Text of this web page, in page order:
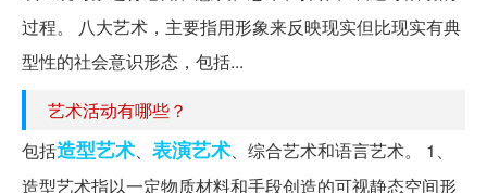
过程。 八大艺术，主要指用形象来反映现实但比现实有典
型性的社会意识形态，包括...
艺术活动有哪些？
包括造型艺术、 表演艺术、综合艺术和语言艺术。 1、
造型艺术指以一定物质材料和手段创造的可视静态空间形